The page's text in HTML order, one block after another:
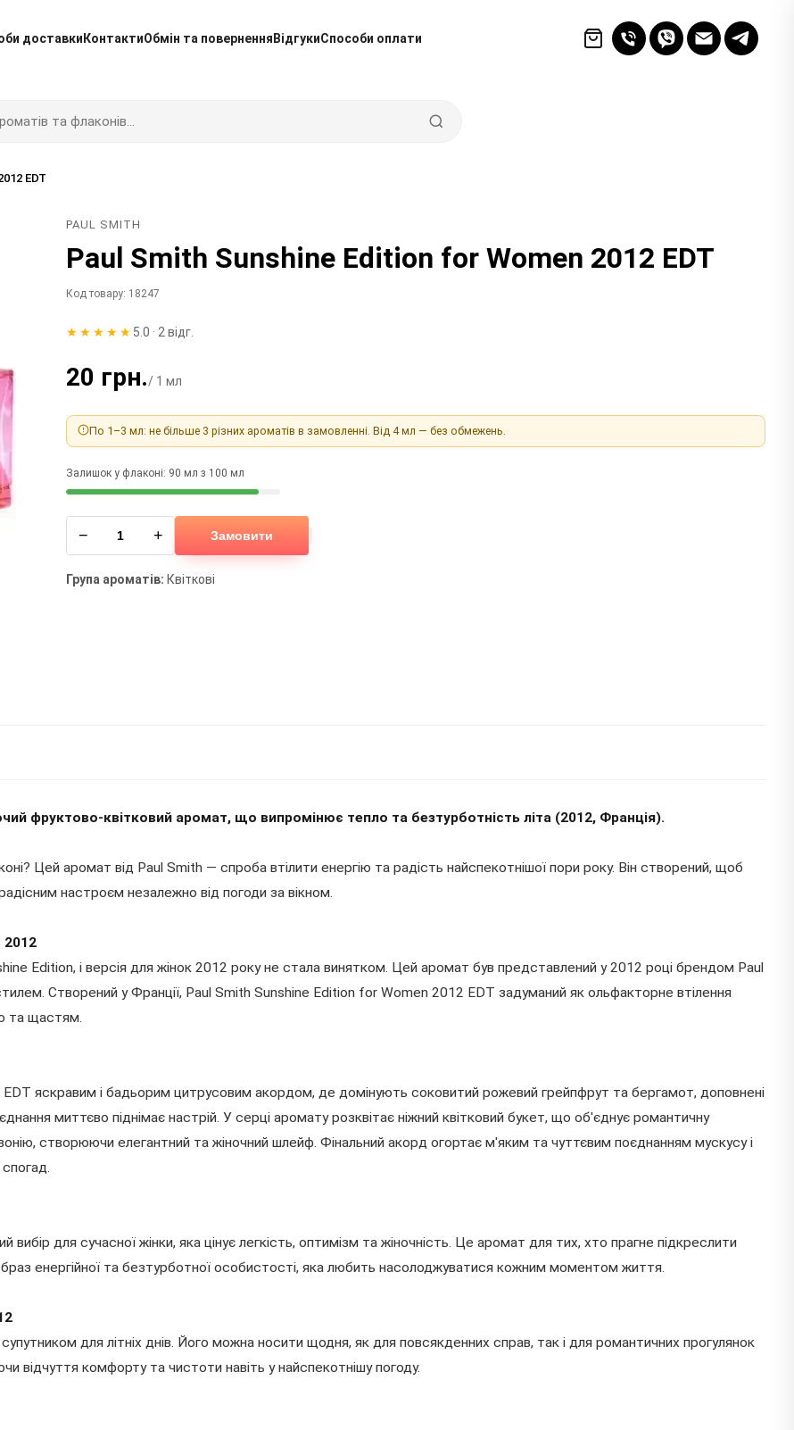
доставки КонтактиОбмін та повернення ВідгукиСпособи оплати
EDT
PAUL SMITH
Paul Smith Sunshine Edition for Women 2012 EDT
Код товару: 18247
★★★★★ 5.0 · 2 відг.
20 грн./ 1 мл
По 1–3 мл: не більше 3 різних ароматів в замовленні. Від 4 мл — без обмежень.
Залишок у флаконі: 90 мл з 100 мл
− + Замовити
Група ароматів: Квіткові
фруктово-квітковий аромат, що випромінює тепло та безтурботність літа (2012, Франція).
Цей аромат від Paul Smith — спроба втілити енергію та радість найспекотнішої пори року. Він створений, щоб
настроєм незалежно від погоди за вікном.
2012
Edition, і версія для жінок 2012 року не стала винятком. Цей аромат був представлений у 2012 році брендом Paul
Створений у Франції, Paul Smith Sunshine Edition for Women 2012 EDT задуманий як ольфакторне втілення
та щастям.
яскравим і бадьорим цитрусовим акордом, де домінують соковитий рожевий грейпфрут та бергамот, доповнені
миттєво піднімає настрій. У серці аромату розквітає ніжний квітковий букет, що об'єднує романтичну
створюючи елегантний та жіночний шлейф. Фінальний акорд огортає м'яким та чуттєвим поєднанням мускусу і
для сучасної жінки, яка цінує легкість, оптимізм та жіночність. Це аромат для тих, хто прагне підкреслити
енергійної та безтурботної особистості, яка любить насолоджуватися кожним моментом життя.
для літніх днів. Його можна носити щодня, як для повсякденних справ, так і для романтичних прогулянок
відчуття комфорту та чистоти навіть у найспекотнішу погоду.